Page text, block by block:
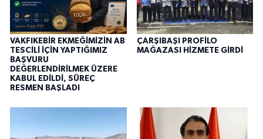
VAKFIKEBİR EKMEĞİMİZİN AB
TESCİLİ İÇİN YAPTIĞIMIZ
BAŞVURU
DEĞERLENDİRİLMEK ÜZERE
KABUL EDİLDİ, SÜREÇ
RESMEN BAŞLADI
ÇARŞIBAŞI PROFİLO
MAĞAZASI HİZMETE GİRDİ